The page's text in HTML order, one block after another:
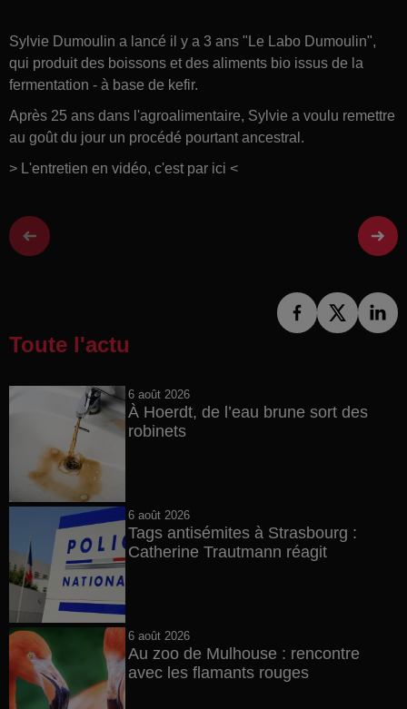
Sylvie Dumoulin a lancé il y a 3 ans "Le Labo Dumoulin",
qui produit des boissons et des aliments bio issus de la
fermentation - à base de kefir.
Après 25 ans dans l'agroalimentaire, Sylvie a voulu remettre
au goût du jour un procédé pourtant ancestral.
> L'entretien en vidéo, c'est par ici <
Toute l'actu
6 août 2026
À Hoerdt, de l’eau brune sort des
robinets
6 août 2026
Tags antisémites à Strasbourg :
Catherine Trautmann réagit
6 août 2026
Au zoo de Mulhouse : rencontre
avec les flamants rouges